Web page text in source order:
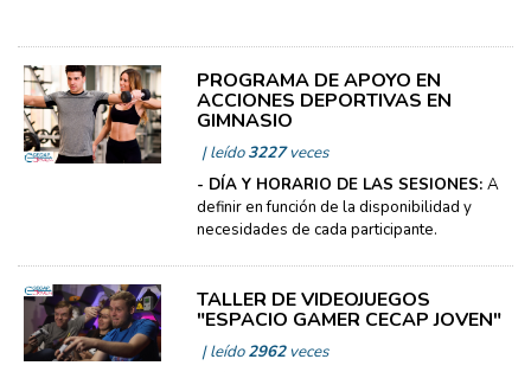
PROGRAMA DE APOYO EN
ACCIONES DEPORTIVAS EN
GIMNASIO
| leído3227veces
- DÍA Y HORARIO DE LAS SESIONES: A
definir en función de la disponibilidad y
necesidades de cada participante.
TALLER DE VIDEOJUEGOS
"ESPACIO GAMER CECAP JOVEN"
| leído2962veces